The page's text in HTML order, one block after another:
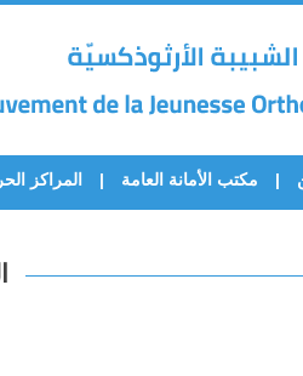
مكتب الأمانة العامة المراكز